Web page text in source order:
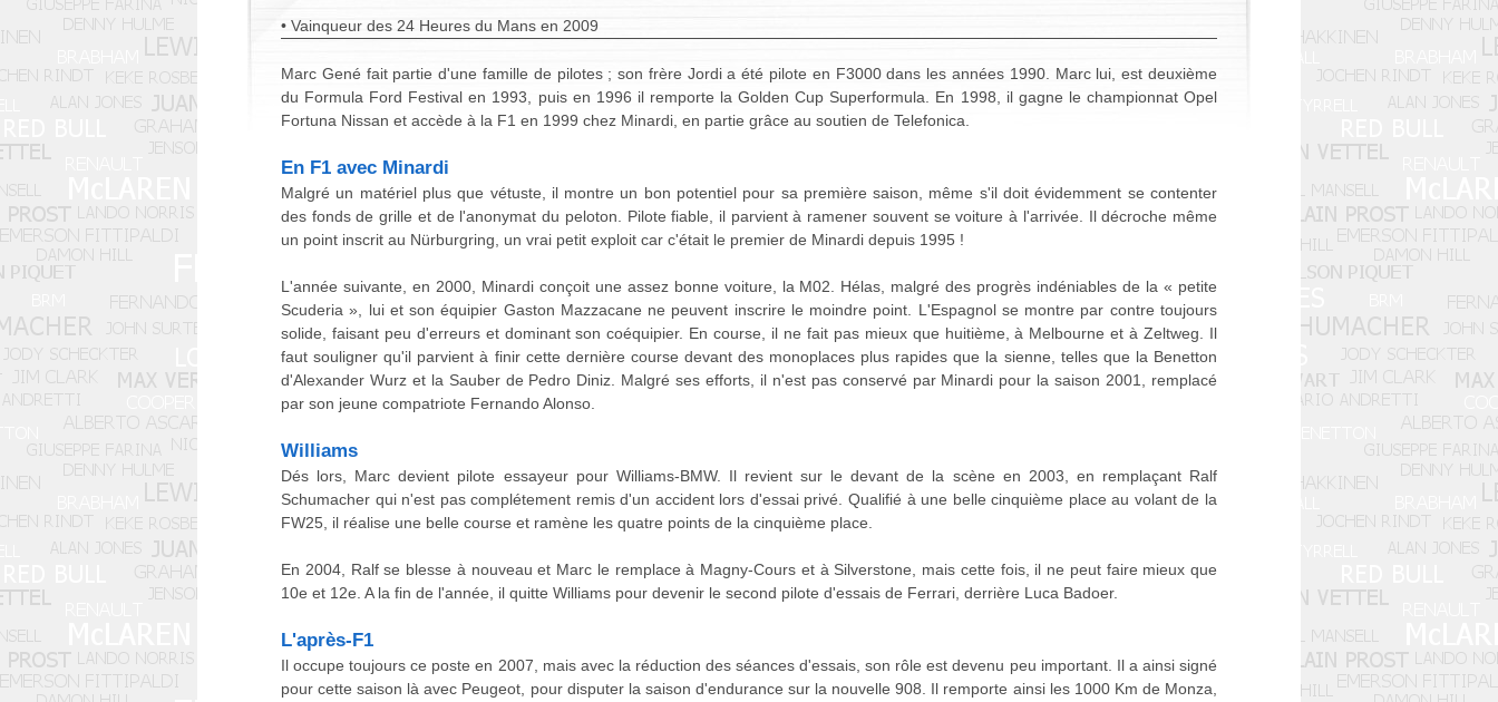
• Vainqueur des 24 Heures du Mans en 2009
Marc Gené fait partie d'une famille de pilotes ; son frère Jordi a été pilote en F3000 dans les années 1990. Marc lui, est deuxième
du Formula Ford Festival en 1993, puis en 1996 il remporte la Golden Cup Superformula. En 1998, il gagne le championnat Opel
Fortuna Nissan et accède à la F1 en 1999 chez Minardi, en partie grâce au soutien de Telefonica.
En F1 avec Minardi
Malgré un matériel plus que vétuste, il montre un bon potentiel pour sa première saison, même s'il doit évidemment se contenter
des fonds de grille et de l'anonymat du peloton. Pilote fiable, il parvient à ramener souvent se voiture à l'arrivée. Il décroche même
un point inscrit au Nürburgring, un vrai petit exploit car c'était le premier de Minardi depuis 1995 !
L'année suivante, en 2000, Minardi conçoit une assez bonne voiture, la M02. Hélas, malgré des progrès indéniables de la « petite
Scuderia », lui et son équipier Gaston Mazzacane ne peuvent inscrire le moindre point. L'Espagnol se montre par contre toujours
solide, faisant peu d'erreurs et dominant son coéquipier. En course, il ne fait pas mieux que huitième, à Melbourne et à Zeltweg. Il
faut souligner qu'il parvient à finir cette dernière course devant des monoplaces plus rapides que la sienne, telles que la Benetton
d'Alexander Wurz et la Sauber de Pedro Diniz. Malgré ses efforts, il n'est pas conservé par Minardi pour la saison 2001, remplacé
par son jeune compatriote Fernando Alonso.
Williams
Dés lors, Marc devient pilote essayeur pour Williams-BMW. Il revient sur le devant de la scène en 2003, en remplaçant Ralf
Schumacher qui n'est pas complétement remis d'un accident lors d'essai privé. Qualifié à une belle cinquième place au volant de la
FW25, il réalise une belle course et ramène les quatre points de la cinquième place.
En 2004, Ralf se blesse à nouveau et Marc le remplace à Magny-Cours et à Silverstone, mais cette fois, il ne peut faire mieux que
10e et 12e. A la fin de l'année, il quitte Williams pour devenir le second pilote d'essais de Ferrari, derrière Luca Badoer.
L'après-F1
Il occupe toujours ce poste en 2007, mais avec la réduction des séances d'essais, son rôle est devenu peu important. Il a ainsi signé
pour cette saison là avec Peugeot, pour disputer la saison d'endurance sur la nouvelle 908. Il remporte ainsi les 1000 Km de Monza,